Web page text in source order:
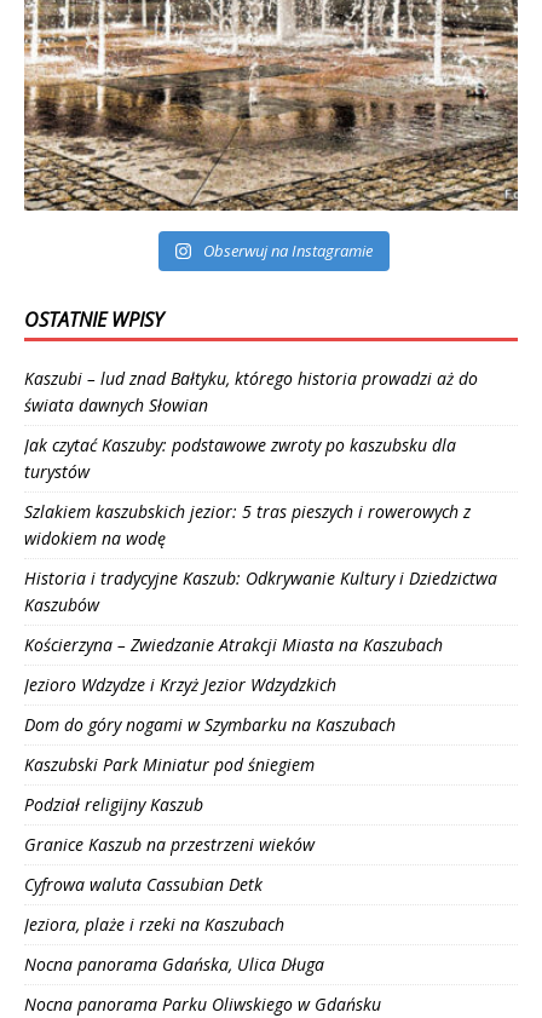
Obserwuj na Instagramie
OSTATNIE WPISY
Kaszubi – lud znad Bałtyku, którego historia prowadzi aż do
świata dawnych Słowian
Jak czytać Kaszuby: podstawowe zwroty po kaszubsku dla
turystów
Szlakiem kaszubskich jezior: 5 tras pieszych i rowerowych z
widokiem na wodę
Historia i tradycyjne Kaszub: Odkrywanie Kultury i Dziedzictwa
Kaszubów
Kościerzyna – Zwiedzanie Atrakcji Miasta na Kaszubach
Jezioro Wdzydze i Krzyż Jezior Wdzydzkich
Dom do góry nogami w Szymbarku na Kaszubach
Kaszubski Park Miniatur pod śniegiem
Podział religijny Kaszub
Granice Kaszub na przestrzeni wieków
Cyfrowa waluta Cassubian Detk
Jeziora, plaże i rzeki na Kaszubach
Nocna panorama Gdańska, Ulica Długa
Nocna panorama Parku Oliwskiego w Gdańsku